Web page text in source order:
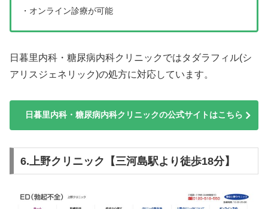
・オンライン診療が可能
日暮里内科・糖尿病内科クリニックではタダラフィル(シ
アリスジェネリック)の処方に対応しています。
日暮里内科・糖尿病内科クリニックの公式サイトはこちら
6.上野クリニック【三河島駅より徒歩18分】